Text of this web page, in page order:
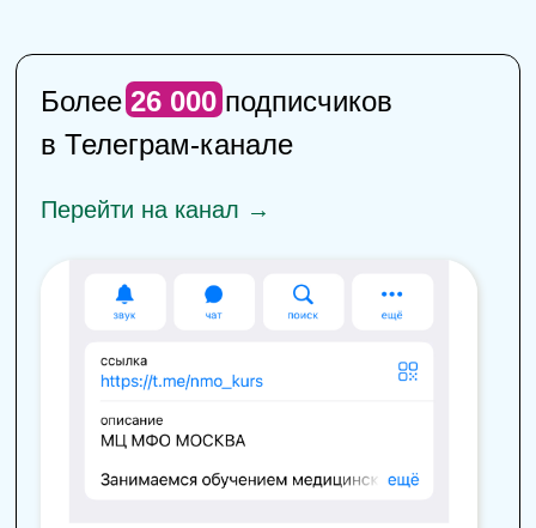
kursmedik@yandex.ru
129110, г. Москва, пер.
Орлово-Давыдовский, д. 1,
Политика конфендициальности